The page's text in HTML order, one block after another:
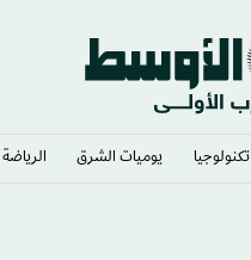
تكنولوجيا يوميات الشرق​ الرياضة